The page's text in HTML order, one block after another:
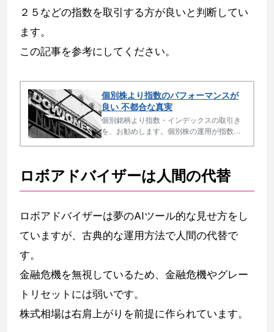
２５などの指数を取引する方が良いと判断してい
ます。
この記事を参考にしてください。
個別株より指数のパフォーマンスが
良い 不都合な真実
個別銘柄より指数・インデックスの取引き
を、お勧めします。個別株の運用が指数に
ロも指数に投資する時代です。
ロボアドバイザーは人間の代替
ロボアドバイザーは夢のAIツール的な見せ方をし
ていますが、古典的な運用方法で人間の代替で
す。
金融危機を無視しているため、金融危機やグレー
トリセットには弱いです。
株式相場は右肩上がりを前提に作られています。